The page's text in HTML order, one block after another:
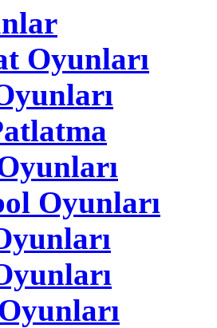
Oyunları
Oyunları